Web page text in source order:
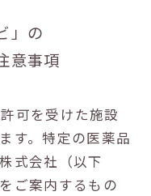
」の
意事項
可を受けた施設
す。特定の医薬品
式会社（以下
ご案内するもの